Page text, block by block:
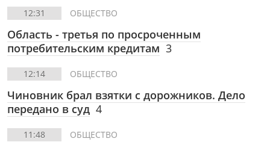
12:31 ОБЩЕСТВО
Область - третья по просроченным
потребительским кредитам 3
12:14 ОБЩЕСТВО
Чиновник брал взятки с дорожников. Дело
передано в суд 4
11:48 ОБЩЕСТВО